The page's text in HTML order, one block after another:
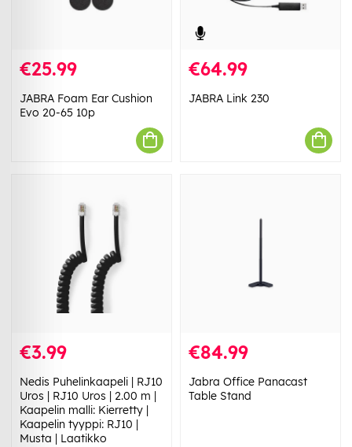
€25.99
JABRA Foam Ear Cushion
Evo 20-65 10p
€64.99
JABRA Link 230
€3.99
Nedis Puhelinkaapeli | RJ10
Uros | RJ10 Uros | 2.00 m |
Kaapelin malli: Kierretty |
Kaapelin tyyppi: RJ10 |
Musta | Laatikko
€84.99
Jabra Office Panacast
Table Stand